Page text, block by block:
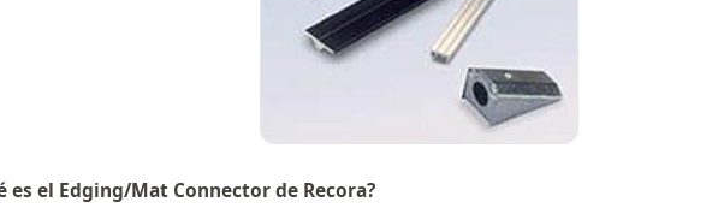
es el Edging/Mat Connector de Recora?